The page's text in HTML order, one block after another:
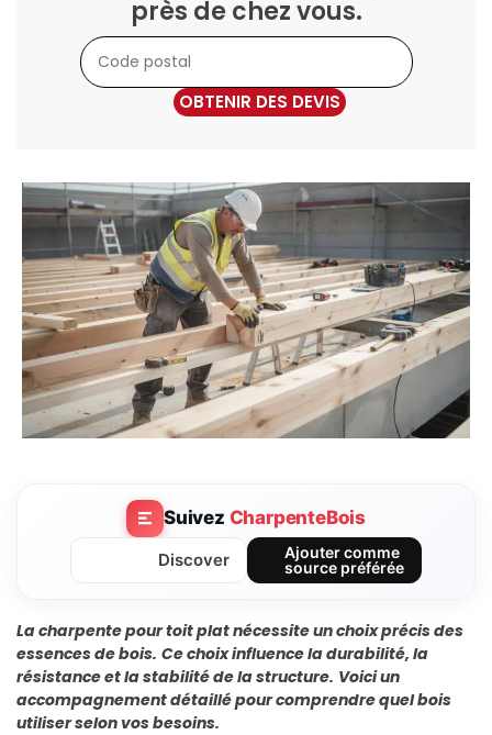
près de chez vous.
OBTENIR DES DEVIS
Suivez CharpenteBois
Discover
Ajouter comme
source préférée
La charpente pour toit plat nécessite un choix précis des
essences de bois. Ce choix influence la durabilité, la
résistance et la stabilité de la structure. Voici un
accompagnement détaillé pour comprendre quel bois
utiliser selon vos besoins.